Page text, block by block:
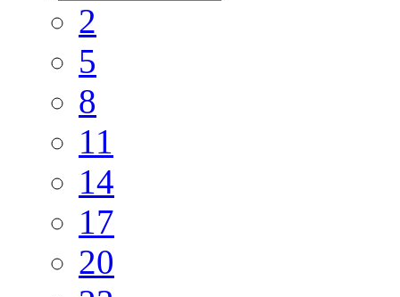
2
5
8
11
14
17
20